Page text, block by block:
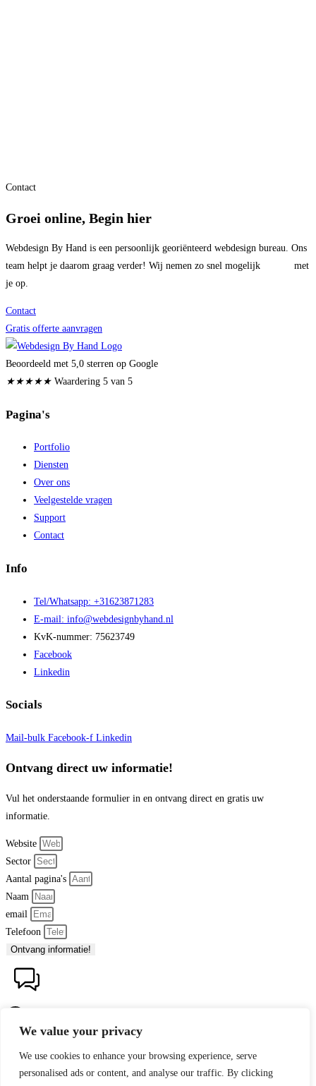
We value your privacy
We use cookies to enhance your browsing experience, serve
personalised ads or content, and analyse our traffic. By clicking
Contact
Groei online, Begin hier
Webdesign By Hand is een persoonlijk georiënteerd webdesign bureau. Ons
team helpt je daarom graag verder! Wij nemen zo snel mogelijk
met
je op.
Contact
Gratis offerte aanvragen
Beoordeeld met 5,0 sterren op Google
★★★★★ Waardering 5 van 5
Pagina's
Portfolio
Diensten
Over ons
Veelgestelde vragen
Support
Contact
Info
Tel/Whatsapp: +31623871283
E-mail: info@webdesignbyhand.nl
KvK-nummer: 75623749
Facebook
Linkedin
Socials
Mail-bulk Facebook-f Linkedin
Ontvang direct uw informatie!
Vul het onderstaande formulier in en ontvang direct en gratis uw
informatie.
Website
Sector
Aantal pagina's
Naam
email
Telefoon
Ontvang informatie!
Hallo 👋, welkom bij
Webdesign By Hand
Vragen over webdesign of onderhoud?
Stuur gerust een WhatsApp.